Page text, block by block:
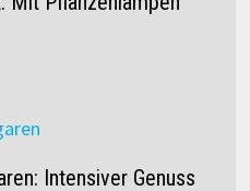
Intensiver Genuss